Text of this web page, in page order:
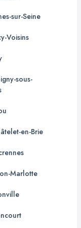
sur-Seine
Voisins
sous-
en-Brie
Marlotte